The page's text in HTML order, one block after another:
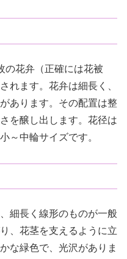
の花弁（正確には花被
れます。花弁は細長く、
あります。その配置は整
を醸し出します。花径は
～中輪サイズです。
細長く線形のものが一般
、花茎を支えるように立
な緑色で、光沢がありま